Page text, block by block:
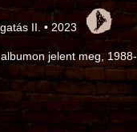
II. • 2023
albumon jelent meg,